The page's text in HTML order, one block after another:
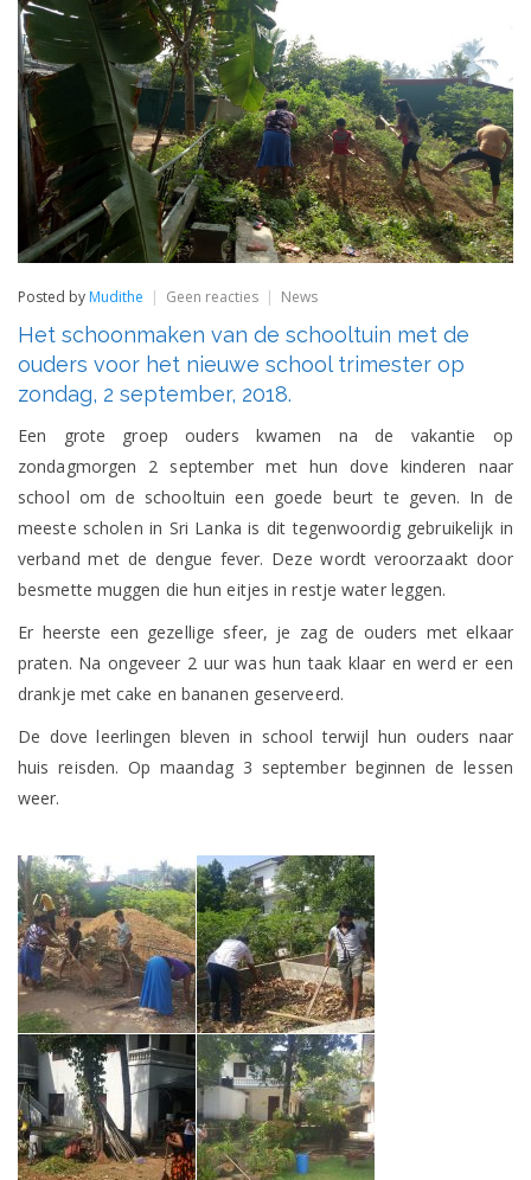
Posted by Mudithe Geen reactiesop
schoonmaken
van
de
schooltuin
de
ouders
voor
het
nieuwe
school
trimester
zondag,
september,
2018.
News
Het schoonmaken van de schooltuin met de
ouders voor het nieuwe school trimester op
zondag, 2 september, 2018.
Een grote groep ouders kwamen na de vakantie op
zondagmorgen 2 september met hun dove kinderen naar
school om de schooltuin een goede beurt te geven. In de
meeste scholen in Sri Lanka is dit tegenwoordig gebruikelijk in
verband met de dengue fever. Deze wordt veroorzaakt door
besmette muggen die hun eitjes in restje water leggen.
Er heerste een gezellige sfeer, je zag de ouders met elkaar
praten. Na ongeveer 2 uur was hun taak klaar en werd er een
drankje met cake en bananen geserveerd.
De dove leerlingen bleven in school terwijl hun ouders naar
huis reisden. Op maandag 3 september beginnen de lessen
weer.